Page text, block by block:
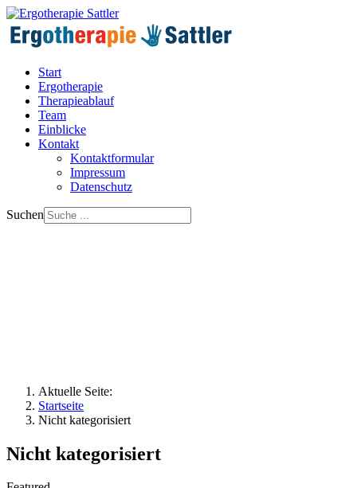
Start
Ergotherapie
Therapieablauf
Team
Einblicke
Kontakt
Kontaktformular
Impressum
Datenschutz
Suchen
Aktuelle Seite:
Startseite
Nicht kategorisiert
Nicht kategorisiert